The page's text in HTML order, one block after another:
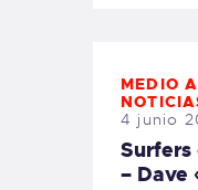
MEDIO
4 junio
Surfers
– Dave